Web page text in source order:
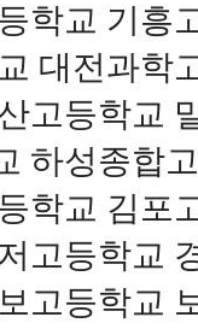
학교 기흥
대전과학
고등학교
하성종합
학교 김포
고등학교
고등학교